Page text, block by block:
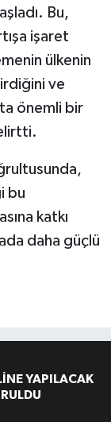
Bu,
işaret
ülkenin
ve
önemli bir
bu
katkı
daha güçlü
YAPILACAK